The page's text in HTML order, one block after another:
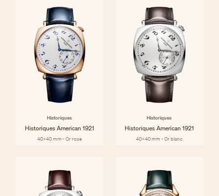
Historiques
Historiques American 1921
40x40 mm - Or rose
Historiques
Historiques American 1921
40x40 mm - Or blanc